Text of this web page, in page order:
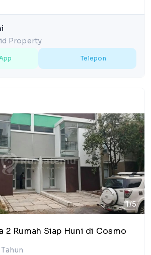
Property
Telepon
1/5
2 Rumah Siap Huni di Cosmo